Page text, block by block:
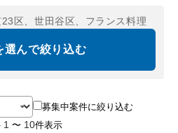
23区、世田谷区、フランス料理
選んで絞り込む
募集中案件に絞り込む
1 〜 10件表示